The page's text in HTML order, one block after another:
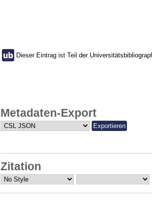
Dieser Eintrag ist Teil der
Metadaten-Export
Zitation